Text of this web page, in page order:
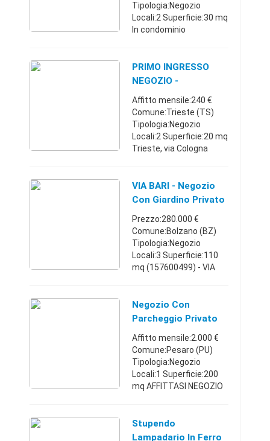
Tipologia:Negozio
Locali:2 Superficie:30 mq
In condominio
oltre a bagno privato
piano terra. Impianto
PRIMO INGRESSO
NEGOZIO -
LABORATORIO Da
Privato
Affitto mensile:240 €
Comune:Trieste (TS)
Tipologia:Negozio
Locali:2 Superficie:20 mq
Trieste, via Cologna
Giulia, Volta, Ricci,
Galvani) PRIVATO
VIA BARI - Negozio
Con Giardino Privato
Antistante
Prezzo:280.000 €
Comune:Bolzano (BZ)
Tipologia:Negozio
Locali:3 Superficie:110
mq (157600499) - VIA
antistante,
termoautonomo,
Negozio Con
Parcheggio Privato
Affitto mensile:2.000 €
Comune:Pesaro (PU)
Tipologia:Negozio
Locali:1 Superficie:200
mq AFFITTASI NEGOZIO
N.15/17 PESARO IN
PROSSIMITA' DEL
Stupendo
Lampadario In Ferro